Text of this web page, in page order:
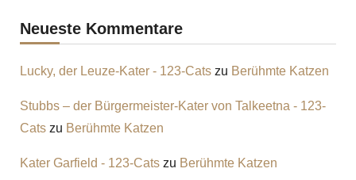
Neueste Kommentare
Lucky, der Leuze-Kater - 123-Catszu Berühmte Katzen
Stubbs – der Bürgermeister-Kater von Talkeetna - 123-
Catszu Berühmte Katzen
Kater Garfield - 123-Catszu Berühmte Katzen